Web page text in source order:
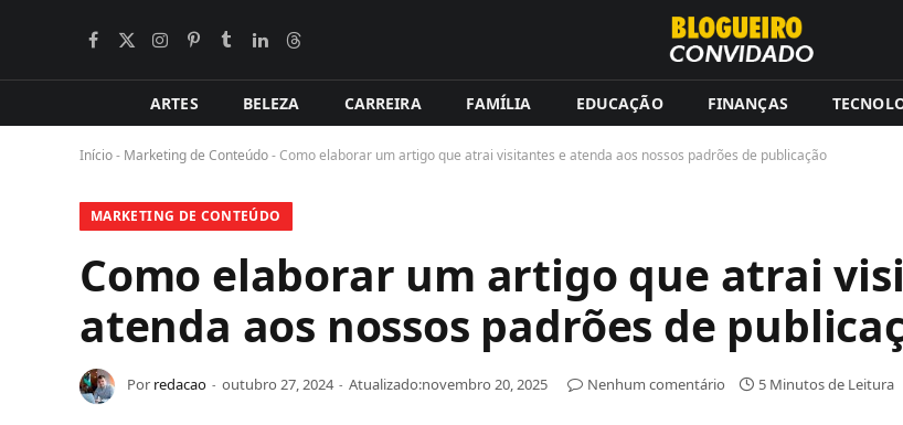
Facebook
X
Instagram
Pinterest
TumblrLinkedInTópicos
ARTES BELEZA CARREIRA FAMÍLIA EDUCAÇÃO FINANÇAS
Início- Marketing de Conteúdo-Como elaborar um artigo que atrai visitantes e atenda aos nossos padrões de publicação
MARKETING DE CONTEÚDO
Como elaborar um artigo que atrai
atenda aos nossos padrões de
Por redacao outubro 27, 2024 Atualizado:novembro 20, 2025 Nenhum comentário 5 Minutos de Leitura